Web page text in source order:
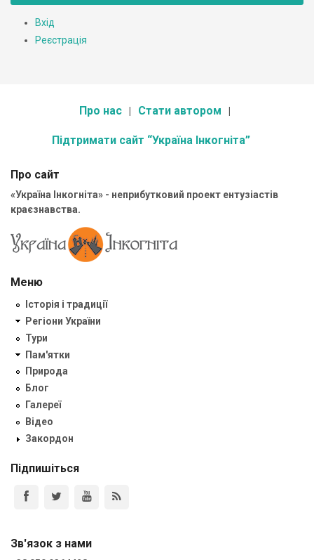
Вхід
Реєстрація
Про нас Стати автором
Підтримати сайт “Україна Інкогніта”
Про сайт
«Україна Інкогніта» - неприбутковий проект ентузіастів
краєзнавства.
Меню
Історія і традиції
Регіони України
Тури
Пам'ятки
Природа
Блог
Галереї
Відео
Закордон
Підпишіться
Зв'язок з нами